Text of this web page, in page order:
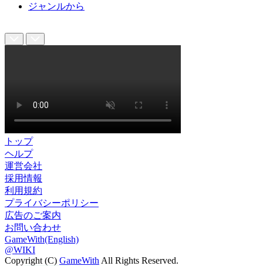
ジャンルから
トップ
ヘルプ
運営会社
採用情報
利用規約
プライバシーポリシー
広告のご案内
お問い合わせ
GameWith(English)
@WIKI
Copyright (C) GameWith All Rights Reserved.